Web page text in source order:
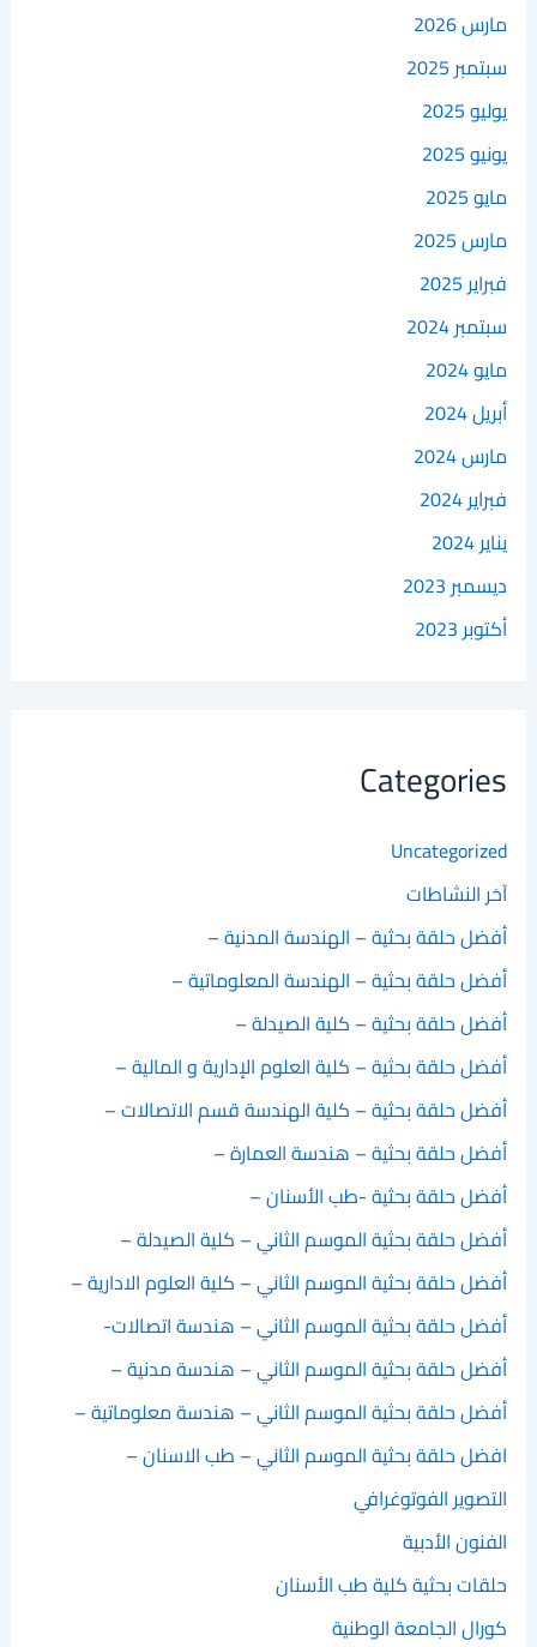
مارس 2026
سبتمبر 2025
يوليو 2025
يونيو 2025
مايو 2025
مارس 2025
فبراير 2025
سبتمبر 2024
مايو 2024
أبريل 2024
مارس 2024
فبراير 2024
يناير 2024
ديسمبر 2023
أكتوبر 2023
Categories
Uncategorized
آخر النشاطات
أفضل حلقة بحثية – الهندسة المدنية –
أفضل حلقة بحثية – الهندسة المعلوماتية –
أفضل حلقة بحثية – كلية الصيدلة –
أفضل حلقة بحثية – كلية العلوم الإدارية و المالية –
أفضل حلقة بحثية – كلية الهندسة قسم الاتصالات –
أفضل حلقة بحثية – هندسة العمارة –
أفضل حلقة بحثية -طب الأسنان –
أفضل حلقة بحثية الموسم الثاني – كلية الصيدلة –
أفضل حلقة بحثية الموسم الثاني – كلية العلوم الادارية –
أفضل حلقة بحثية الموسم الثاني – هندسة اتصالات-
أفضل حلقة بحثية الموسم الثاني – هندسة مدنية –
أفضل حلقة بحثية الموسم الثاني – هندسة معلوماتية –
افضل حلقة بحثية الموسم الثاني – طب الاسنان –
التصوير الفوتوغرافي
الفنون الأدبية
حلقات بحثية كلية طب الأسنان
كورال الجامعة الوطنية